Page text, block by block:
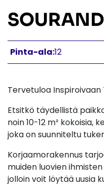
Pinta-ala:12
Tervetuloa Inspiroivaan
Etsitkö täydellistä
noin 10-12 m²
joka on suunniteltu
Korjaamorakennus
muiden luovien
jolloin voit löytää uusia